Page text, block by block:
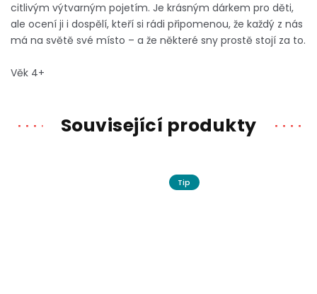
citlivým výtvarným pojetím. Je krásným dárkem pro děti,
ale ocení ji i dospělí, kteří si rádi připomenou, že každý z nás
má na světě své místo – a že některé sny prostě stojí za to.
Věk 4+
Související produkty
Tip